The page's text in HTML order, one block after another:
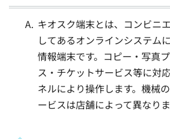
キオスク端末とは、コンビニ
してあるオンラインシステム
情報端末です。コピー・写真
ス・チケットサービス等に対
ネルにより操作します。機械
ービスは店舗によって異なりま